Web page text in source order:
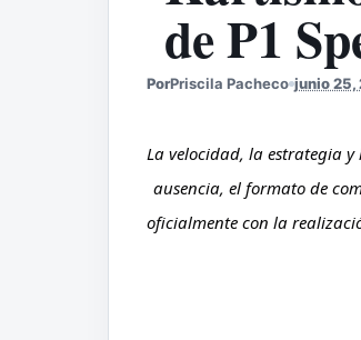
de P1
PorPriscila Pacheco junio 25,
La velocidad, la estrategia y
ausencia, el formato de
oficialmente con la